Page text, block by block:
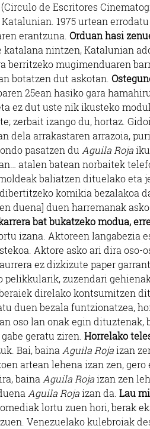
de Escritores
1975 urtean
erantzuna. Orduan hasi
katalana nintzen, Katalunian
berritzeko mugimenduaren
botatzen dut askotan.
25ean hasiko gara
ez dut uste nik ikusteko
zerbait izango du, hortaz.
dela arrakastaren arrazoia,
pasatzen du Aguila Roja
atalen batean norbaitek
baliatzen dituelako eta
komikia bezalakoa
duena] duen harremanak
bat bukatzeko modua,
izana. Aktoreen langabezia
Aktore asko ari dira oso-
ez dizkizute paper
pelikkularik, zuzendari
direlako kontsumitzen
duen bezala funtzionatzea,
oso lan onak egin dituztenak,
geratu ziren. Horrelako
Bai, baina Aguila Rojaizan
artean lehena izan zen, gero
baina Aguila Rojaizan zen
Aguila Rojaizan da. Lau
lortu zuen hori, berak
Venezuelako kulebroiak